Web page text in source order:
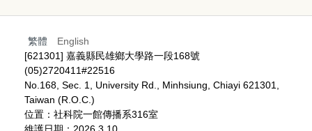
繁體
English
[621301] 嘉義縣民雄鄉大學路一段168號
(05)2720411#22516
No.168, Sec. 1, University Rd., Minhsiung, Chiayi 621301,
Taiwan (R.O.C.)
位置：社科院一館傳播系316室